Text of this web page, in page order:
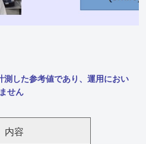
した参考値であり、運用におい
せん
内容